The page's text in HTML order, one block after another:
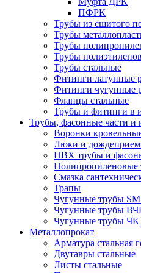
ПФРК
Трубы из сшитого
Трубы
Трубы
Трубы
Трубы стальные
Фитинги латунные
Фитинги чугунные
Фланцы стальные
Трубы и фитинги в
Трубы, фасонные части и
Воронки
Люки и
ПВХ трубы и
Полипропиленовые
Смазка
Трапы
Чугунные трубы
Чугунные трубы
Чугунные трубы ЧК
Металлопрокат
Арматура стальная
Двутавры стальные
Листы стальные